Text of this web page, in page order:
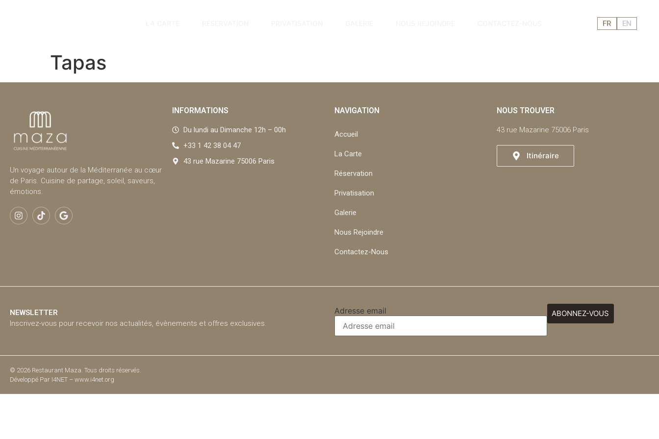
FR EN
Tapas
Un voyage autour de la Méditerranée au cœur
de Paris. Cuisine de partage, soleil, saveurs,
émotions.
INFORMATIONS
Du lundi au Dimanche 12h – 00h
+33 1 42 38 04 47
43 rue Mazarine 75006 Paris
NAVIGATION
Accueil
La Carte
Réservation
Privatisation
Galerie
Nous Rejoindre
Contactez-Nous
NOUS TROUVER
43 rue Mazarine 75006 Paris
Itinéraire
NEWSLETTER
Inscrivez-vous pour recevoir nos actualités, évènements et offres exclusives.
Adresse email
© 2026 Restaurant Maza. Tous droits réservés.
Développé Par I4NET – www.i4net.org